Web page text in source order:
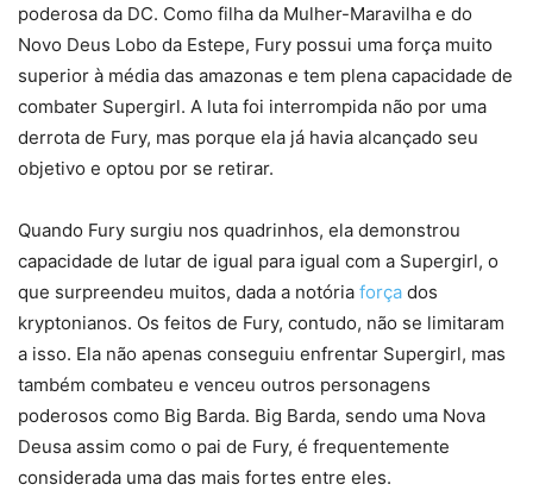
poderosa da DC. Como filha da Mulher-Maravilha e do
Novo Deus Lobo da Estepe, Fury possui uma força muito
superior à média das amazonas e tem plena capacidade de
combater Supergirl. A luta foi interrompida não por uma
derrota de Fury, mas porque ela já havia alcançado seu
objetivo e optou por se retirar.
Quando Fury surgiu nos quadrinhos, ela demonstrou
capacidade de lutar de igual para igual com a Supergirl, o
que surpreendeu muitos, dada a notória força dos
kryptonianos. Os feitos de Fury, contudo, não se limitaram
a isso. Ela não apenas conseguiu enfrentar Supergirl, mas
também combateu e venceu outros personagens
poderosos como Big Barda. Big Barda, sendo uma Nova
Deusa assim como o pai de Fury, é frequentemente
considerada uma das mais fortes entre eles.